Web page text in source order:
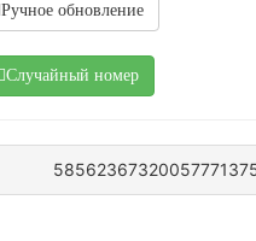
Ручное обновление
Случайный номер